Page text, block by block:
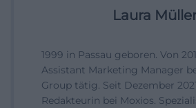
Laura
1999 in Passau geboren. Von
Assistant Marketing Manager
Group tätig. Seit Dezember
Redakteurin bei Moxios.